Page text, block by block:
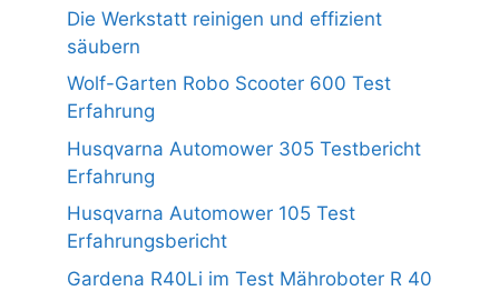
Die Werkstatt reinigen und effizient
säubern
Wolf-Garten Robo Scooter 600 Test
Erfahrung
Husqvarna Automower 305 Testbericht
Erfahrung
Husqvarna Automower 105 Test
Erfahrungsbericht
Gardena R40Li im Test Mähroboter R 40